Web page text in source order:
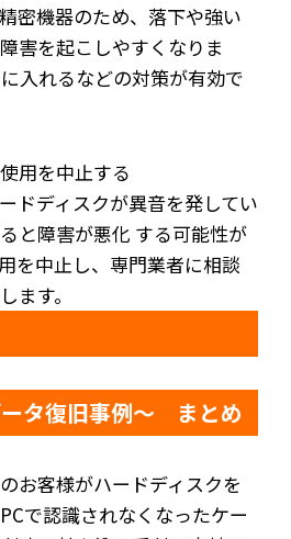
密機器のため、落下や強い
害を起こしやすくなりま
に入れるなどの対策が有効で
用を中止する
ドディスクが異音を発してい
と障害が悪化 する可能性が
を中止し、専門業者に相談
ます。
タ復旧事例～ まとめ
お客様がハードディスクを
で認識されなくなったケー